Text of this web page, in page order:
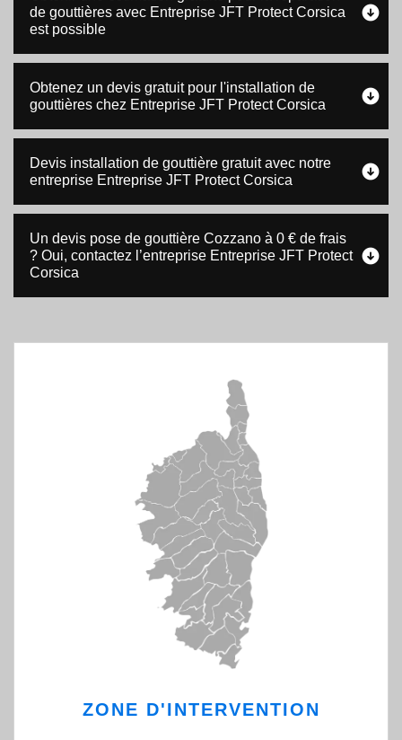
de gouttières avec Entreprise JFT Protect Corsica
est possible
Obtenez un devis gratuit pour l'installation de
gouttières chez Entreprise JFT Protect Corsica
Devis installation de gouttière gratuit avec notre
entreprise Entreprise JFT Protect Corsica
Un devis pose de gouttière Cozzano à 0 € de frais
? Oui, contactez l’entreprise Entreprise JFT Protect
Corsica
ZONE D'INTERVENTION